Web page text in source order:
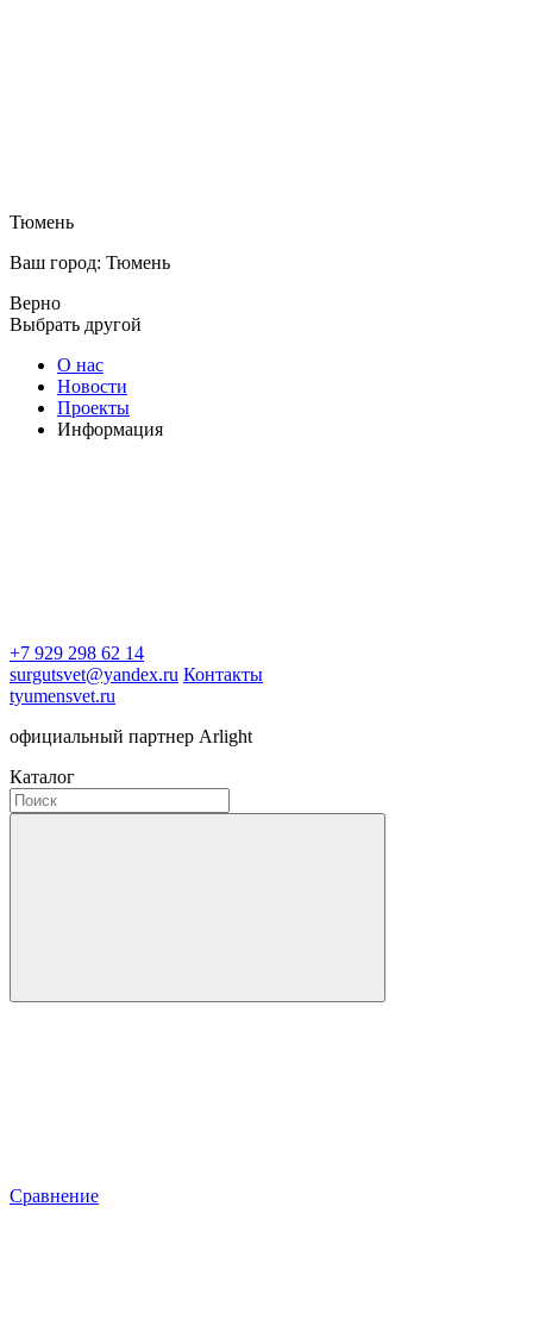
Тюмень
Ваш город: Тюмень
Верно
Выбрать другой
О нас
Новости
Проекты
Информация
+7 929 298 62 14
surgutsvet@yandex.ru Контакты
tyumensvet.ru
официальный партнер Arlight
Каталог
Сравнение